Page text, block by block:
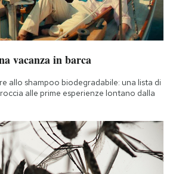
vacanza in barca
allo shampoo biodegradabile: una lista di
alle prime esperienze lontano dalla